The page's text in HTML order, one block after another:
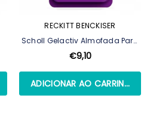
RECKITT BENCKISER
Scholl Gelactiv Almofada Para
Calcanhar - 2 Unidades
€9,10
ADICIONAR AO CARRINHO